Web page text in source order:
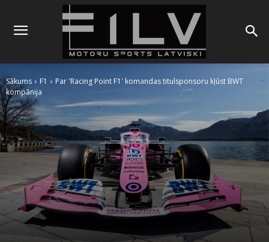
Sākums F1
Par 'Racing Point F1' komandas titulsponsoru kļūst BWT
kompānija